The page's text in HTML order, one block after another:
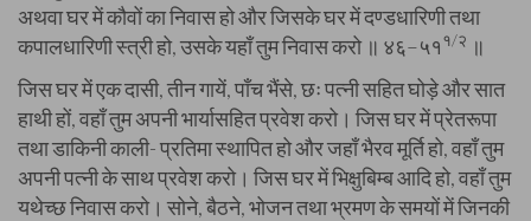
अथवा घर में कौवों का निवास हो और जिसके घर में दण्डधारिणी तथा
कपालधारिणी स्त्री हो, उसके यहाँ तुम निवास करो ॥ ४६–५११/२ ॥
जिस घर में एक दासी, तीन गायें, पाँच भैंसे, छः पत्नी सहित घोड़े और सात
हाथी हों, वहाँ तुम अपनी भार्यासहित प्रवेश करो। जिस घर में प्रेतरूपा
तथा डाकिनी काली- प्रतिमा स्थापित हो और जहाँ भैरव मूर्ति हो, वहाँ तुम
अपनी पत्नी के साथ प्रवेश करो। जिस घर में भिक्षुबिम्ब आदि हो, वहाँ तुम
यथेच्छ निवास करो। सोने, बैठने, भोजन तथा भ्रमण के समयों में जिनकी